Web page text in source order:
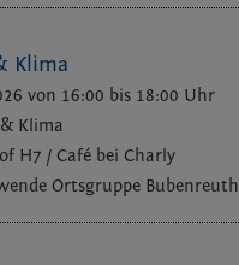
Klima
von 16:00 bis 18:00 Uhr
Klima
H7 / Café bei Charly
Ortsgruppe Bubenreuth